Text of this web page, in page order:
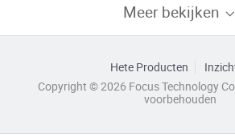
Meer bekijken
Hete Producten
Copyright © 2026 Focus Technology
voorbehouden